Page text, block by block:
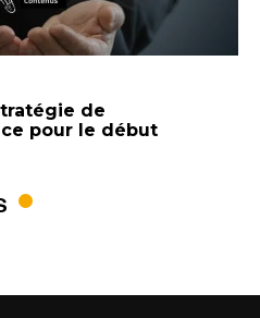
de
pour le début